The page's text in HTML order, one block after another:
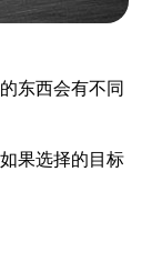
东西会有不同
果选择的目标